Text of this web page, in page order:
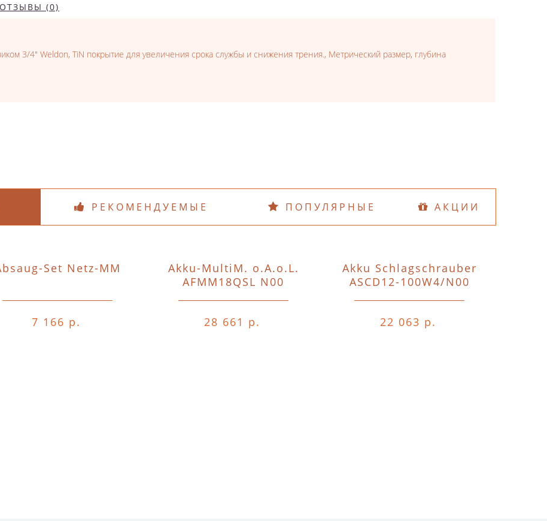
ОТЗЫВЫ (0)
3/4" Weldon, TiN покрытие для увеличения срока службы и снижения трения., Метрический размер, глубина
РЕКОМЕНДУЕМЫЕ ПОПУЛЯРНЫЕ АКЦИИ
Set Netz-MM
7 166 р.
Akku-MultiM. o.A.o.L.
AFMM18QSL N00
28 661 р.
Akku Schlagschrauber
ASCD12-100W4/N00
22 063 р.